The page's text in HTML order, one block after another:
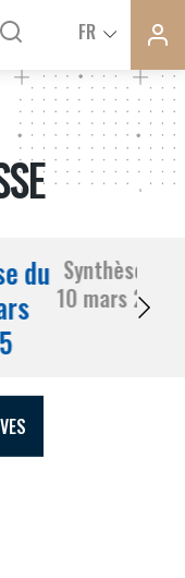
FR
du Synthèse du
10 mars 2025
?
et développez
français ?